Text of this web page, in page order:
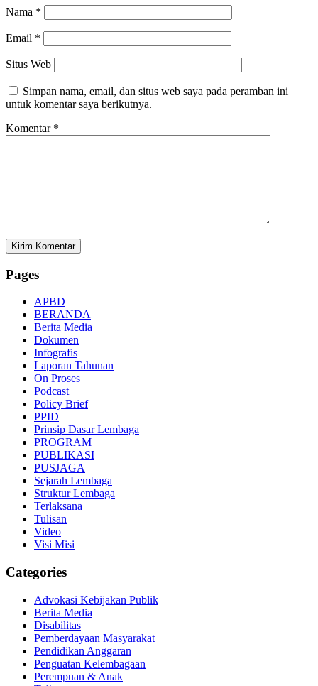
Nama *
Email *
Situs Web
Simpan nama, email, dan situs web saya pada peramban ini
untuk komentar saya berikutnya.
Komentar *
Pages
APBD
BERANDA
Berita Media
Dokumen
Infografis
Laporan Tahunan
On Proses
Podcast
Policy Brief
PPID
Prinsip Dasar Lembaga
PROGRAM
PUBLIKASI
PUSJAGA
Sejarah Lembaga
Struktur Lembaga
Terlaksana
Tulisan
Video
Visi Misi
Categories
Advokasi Kebijakan Publik
Berita Media
Disabilitas
Pemberdayaan Masyarakat
Pendidikan Anggaran
Penguatan Kelembagaan
Perempuan & Anak